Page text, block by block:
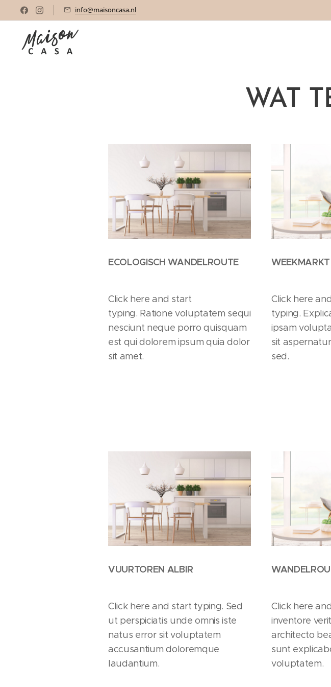
info@maisoncasa.nl
WAT
ECOLOGISCH WANDELROUTE
Click here and start
typing. Ratione voluptatem sequi
nesciunt neque porro quisquam
est qui dolorem ipsum quia dolor
sit amet.
Click here
typing.
ipsam
sit
sed.
VUURTOREN ALBIR
Click here and start typing. Sed
ut perspiciatis unde omnis iste
natus error sit voluptatem
accusantium doloremque
laudantium.
Click here
inventore
architecto
sunt
voluptatem.